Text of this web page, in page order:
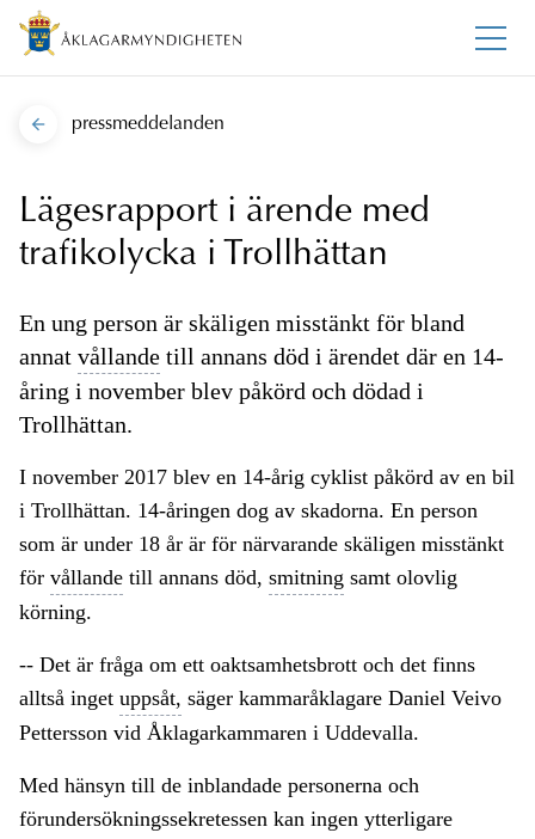
pressmeddelanden
Lägesrapport i ärende med
trafikolycka i Trollhättan
En ung person är skäligen misstänkt för bland
annat vållande till annans död i ärendet där en 14-
åring i november blev påkörd och dödad i
Trollhättan.
I november 2017 blev en 14-årig cyklist påkörd av en bil
i Trollhättan. 14-åringen dog av skadorna. En person
som är under 18 år är för närvarande skäligen misstänkt
för vållande till annans död, smitning samt olovlig
körning.
-- Det är fråga om ett oaktsamhetsbrott och det finns
alltså inget uppsåt, säger kammaråklagare Daniel Veivo
Pettersson vid Åklagarkammaren i Uddevalla.
Med hänsyn till de inblandade personerna och
förundersökningssekretessen kan ingen ytterligare